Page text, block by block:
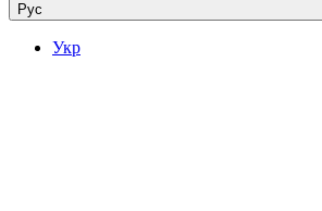
Рус
Укр